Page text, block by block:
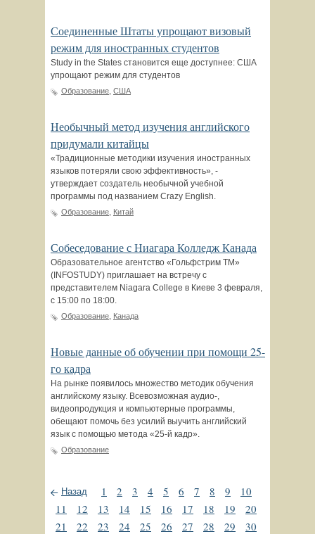
Соединенные Штаты упрощают визовый
режим для иностранных студентов
Study in the States становится еще доступнее: США
упрощают режим для студентов
Образование США
Необычный метод изучения английского
придумали китайцы
«Традиционные методики изучения иностранных
языков потеряли свою эффективность», -
утверждает создатель необычной учебной
программы под названием Crazy English.
Образование Китай
Собеседование с Ниагара Колледж Канада
Образовательное агентство «Гольфстрим ТМ»
(INFOSTUDY) приглашает на встречу с
представителем Niagara College в Киеве 3 февраля,
c 15:00 по 18:00.
Образование Канада
Новые данные об обучении при помощи 25-
го кадра
На рынке появилось множество методик обучения
английскому языку. Всевозможная аудио-,
видеопродукция и компьютерные программы,
обещают помочь без усилий выучить английский
язык с помощью метода «25-й кадр».
Образование
Назад 1 2 3 4 5 6 7 8 9
10
11
12 13 14 15 16 17 18 19
20
21
22 23 24 25 26 27 28 29
30